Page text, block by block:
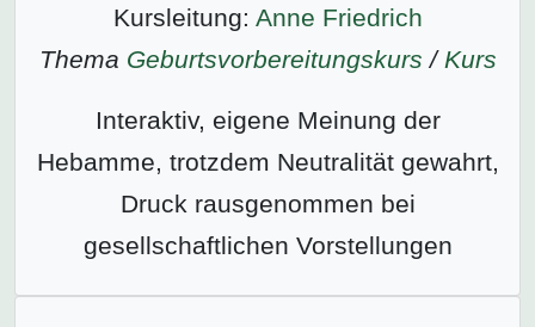
Kursleitung: Anne Friedrich
Thema Geburtsvorbereitungs­kurs / Kurs
Interaktiv, eigene Meinung der
Hebamme, trotzdem Neutralität gewahrt,
Druck rausgenommen bei
gesellschaftlichen Vorstellungen